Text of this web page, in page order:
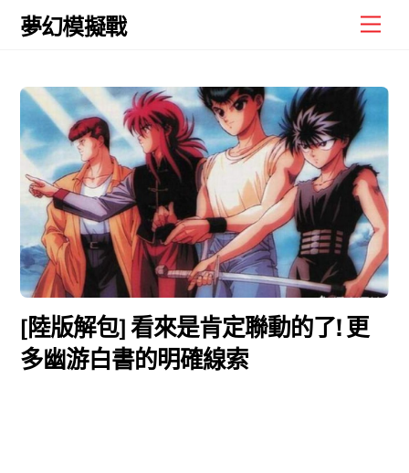
Skip
夢幻模擬戰
[陸版解包] 看來是肯定聯動的了! 更
多幽游白書的明確線索